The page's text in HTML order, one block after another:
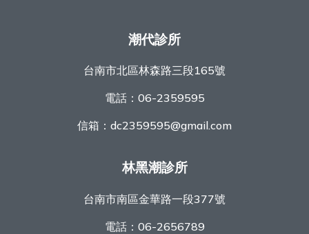
潮代診所
台南市北區林森路三段165號
電話： 06-2359595
信箱： dc2359595@gmail.com
林黑潮診所
台南市南區金華路一段377號
電話： 06-2656789